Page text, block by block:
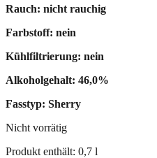
Rauch: nicht rauchig
Farbstoff: nein
Kühlfiltrierung: nein
Alkoholgehalt: 46,0%
Fasstyp: Sherry
Nicht vorrätig
Produkt enthält: 0,7 l